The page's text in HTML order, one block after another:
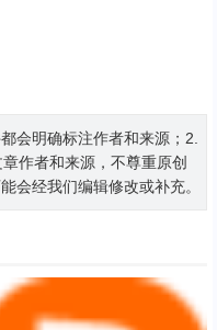
会明确标注作者和来源；2.
作者和来源，不尊重原创
会经我们编辑修改或补充。